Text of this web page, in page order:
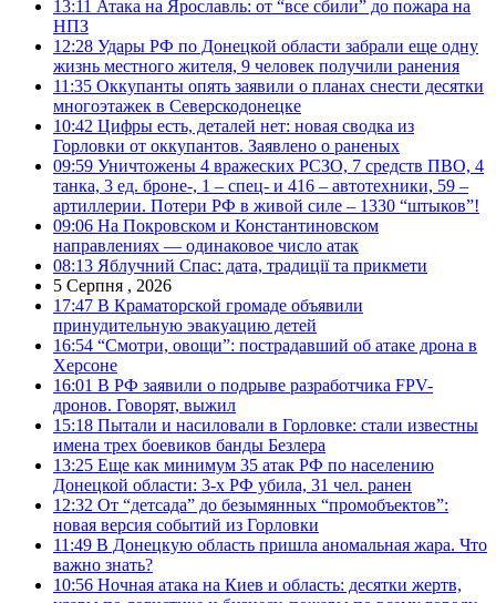
13:11 Атака на Ярославль: от “все сбили” до пожара на
НПЗ
12:28 Удары РФ по Донецкой области забрали еще одну
жизнь местного жителя, 9 человек получили ранения
11:35 Оккупанты опять заявили о планах снести десятки
многоэтажек в Северскодонецке
10:42 Цифры есть, деталей нет: новая сводка из
Горловки от оккупантов. Заявлено о раненых
09:59 Уничтожены 4 вражеских РСЗО, 7 средств ПВО, 4
танка, 3 ед. броне-, 1 – спец- и 416 – автотехники, 59 –
артиллерии. Потери РФ в живой силе – 1330 “штыков”!
09:06 На Покровском и Константиновском
направлениях — одинаковое число атак
08:13 Яблучний Спас: дата, традиції та прикмети
5 Серпня , 2026
17:47 В Краматорской громаде объявили
принудительную эвакуацию детей
16:54 “Смотри, овощи”: пострадавший об атаке дрона в
Херсоне
16:01 В РФ заявили о подрыве разработчика FPV-
дронов. Говорят, выжил
15:18 Пытали и насиловали в Горловке: стали известны
имена трех боевиков банды Безлера
13:25 Еще как минимум 35 атак РФ по населению
Донецкой области: 3-х РФ убила, 31 чел. ранен
12:32 От “детсада” до безымянных “промобъектов”:
новая версия событий из Горловки
11:49 В Донецкую область пришла аномальная жара. Что
важно знать?
10:56 Ночная атака на Киев и область: десятки жертв,